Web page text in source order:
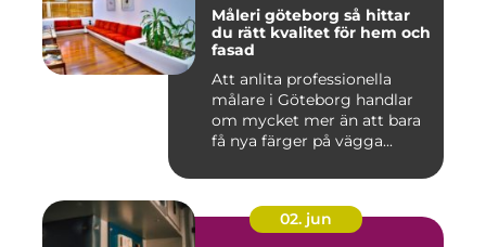
Måleri göteborg så hittar
du rätt kvalitet för hem och
fasad
Att anlita professionella
målare i Göteborg handlar
om mycket mer än att bara
få nya färger på vägga...
02. jun